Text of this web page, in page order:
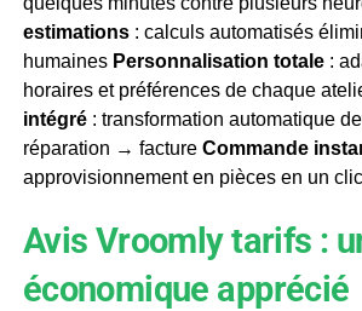
estimations: calculs automatisés
humaines Personnalisation totale:
horaires et préférences de chaque
intégré: transformation automatique
réparation → facture Commande
approvisionnement en pièces en un clic
Avis Vroomly tarifs :
économique apprécié